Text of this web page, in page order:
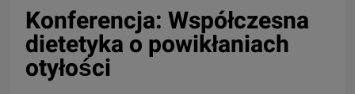
Konferencja: Współczesna
dietetyka o powikłaniach
otyłości